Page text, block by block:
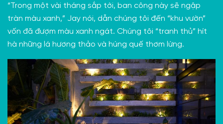
“Trong một vài tháng sắp tới, ban công này sẽ ngập
tràn màu xanh,” Jay nói, dẫn chúng tôi đến “khu vườn”
vốn đã đượm màu xanh ngát. Chúng tôi “tranh thủ” hít
hà những lá hương thảo và húng quế thơm lừng.